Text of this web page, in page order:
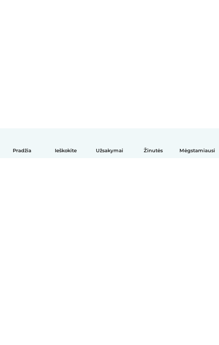
Pradžia Ieškokite Užsakymai Žinutės Mėgstamiausi